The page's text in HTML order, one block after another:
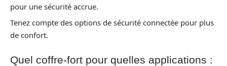
pour une sécurité accrue.
Tenez compte des options de sécurité connectée pour plus
de confort.
Quel coffre-fort pour quelles applications :